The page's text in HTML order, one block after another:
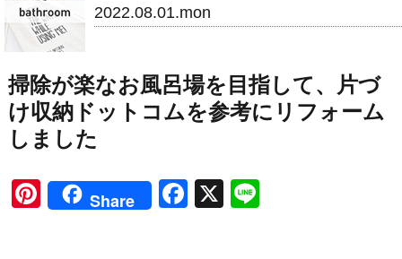
2022.08.01.mon
掃除が楽なお風呂場を目指して、片づ
け収納ドットコムを参考にリフォーム
しました
Pinterest
Share Facebook
X